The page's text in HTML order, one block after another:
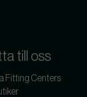
till oss
Fitting Centers